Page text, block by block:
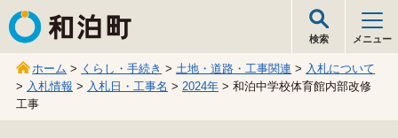
和泊町
検索 メニュー
ホーム > くらし・手続き >土地・道路・工事関連 > 入札について
> 入札情報 > 入札日・工事名 > 2024年> 和泊中学校体育館内部改修
工事